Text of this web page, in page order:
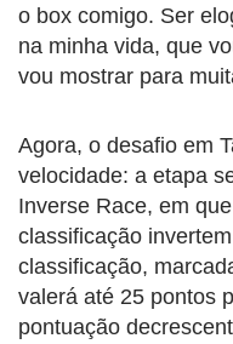
o box comigo. Ser
na minha vida, que
vou mostrar para
Agora, o desafio em
velocidade: a etapa
Inverse Race, em
classificação
classificação,
valerá até 25 pontos
pontuação